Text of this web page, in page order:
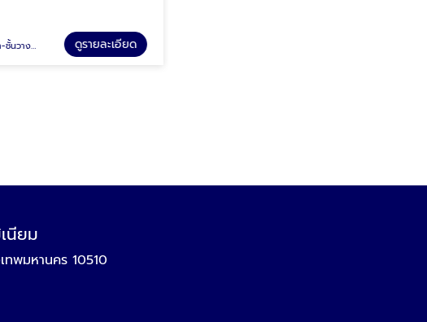
า ดูรายละเอียด
นียม
พมหานคร 10510